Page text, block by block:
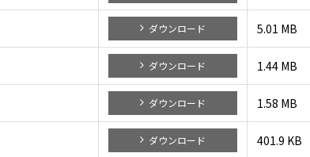
ダウンロード 5.01 MB
ダウンロード 1.44 MB
ダウンロード 1.58 MB
ダウンロード 401.9 KB